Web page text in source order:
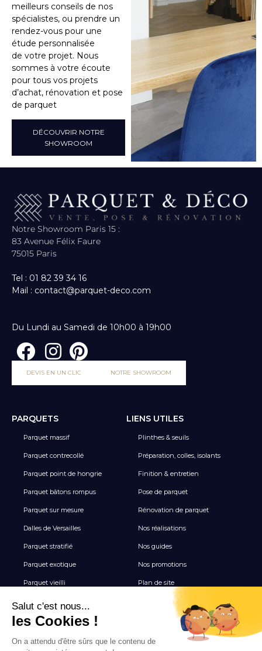
meilleurs conseils de nos
spécialistes, ou prendre un
rendez-vous pour une
étude personnalisée
de votre projet. Nous
sommes à votre écoute
pour tous vos projets
d’achat, rénovation et pose
de parquet
DÉCOUVRIR NOTRE
SHOWROOM
Notre Showroom Paris 15 :
83 Avenue Félix Faure
75015 Paris
Tel : 01 82 39 34 16
Mail : contact@parquet-deco.com
Du Lundi au Samedi de 10h00 à 19h00
DEVIS EN UN CLIC NOTRE SHOWROOM
PARQUETS
Parquet massif
Parquet contrecollé
Parquet point de hongrie
Parquet bâtons rompus
Parquet sur mesure
Dalles de Versailles
Parquet stratifié
Parquet exotique
Parquet vieilli
Revêtement de sol vinyle
Terrasse
Tous les Carrelages
LIENS UTILES
Plinthes & seuils
Préparation, colles, isolants
Finition & entretien
Pose de parquet
Rénovation de parquet
Nos réalisations
Nos guides
Nos promotions
Plan de site